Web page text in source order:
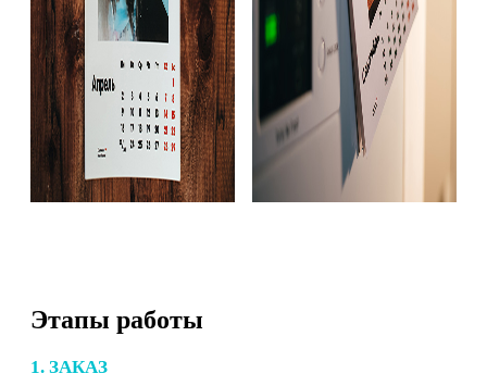
Этапы работы
1. ЗАКАЗ